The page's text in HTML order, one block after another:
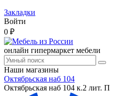
Закладки
Войти
0 ₽
онлайн гипермаркет мебели
Наши магазины
Октябрьская наб 104
Октябрьская наб 104 к.2 лит. П